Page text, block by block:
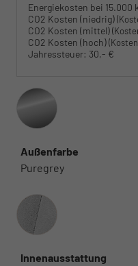
Energiekosten bei 15.000
CO2 Kosten (niedrig)
CO2 Kosten (mittel)
CO2 Kosten (hoch)
Jahressteuer: 30,- €
Außenfarbe
Puregrey
Innenausstattung
Innenausstattung